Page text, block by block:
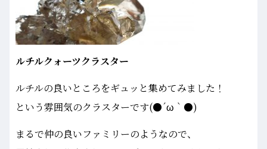
ルチルクォーツクラスター
ルチルの良いところをギュッと集めてみました！
という雰囲気のクラスターです(●´ω｀●)
まるで仲の良いファミリーのようなので、